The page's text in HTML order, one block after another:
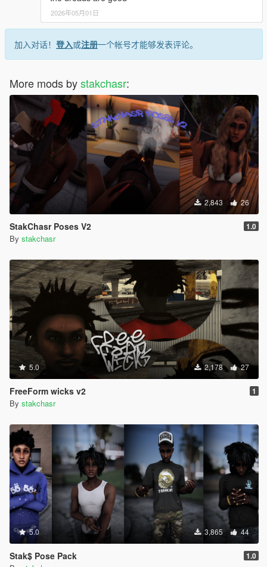
2026年05月01日
加入对话！ 登入或注册一个帐号才能够发表评论。
More mods bystakchasr:
2,843 26
StakChasr Poses V2 1.0
By stakchasr
5.0 2,178 27
FreeForm wicks v2 1
By stakchasr
5.0 3,865 44
Stak$ Pose Pack 1.0